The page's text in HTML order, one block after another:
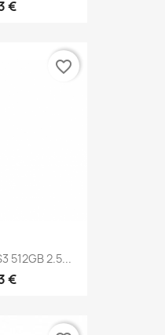
€
512GB 2.5...
€
favorite_border